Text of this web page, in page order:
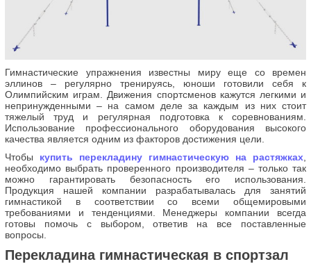
Гимнастические упражнения известны миру еще со времен
эллинов – регулярно тренируясь, юноши готовили себя к
Олимпийским играм. Движения спортсменов кажутся легкими и
непринужденными – на самом деле за каждым из них стоит
тяжелый труд и регулярная подготовка к соревнованиям.
Использование профессионального оборудования высокого
качества является одним из факторов достижения цели.
Чтобы купить перекладину гимнастическую на растяжках,
необходимо выбрать проверенного производителя – только так
можно гарантировать безопасность его использования.
Продукция нашей компании разрабатывалась для занятий
гимнастикой в соответствии со всеми общемировыми
требованиями и тенденциями. Менеджеры компании всегда
готовы помочь с выбором, ответив на все поставленные
вопросы.
Перекладина гимнастическая в спортзал